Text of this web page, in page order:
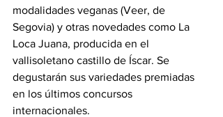
modalidades veganas (Veer, de
Segovia) y otras novedades como La
Loca Juana, producida en el
vallisoletano castillo de Íscar. Se
degustarán sus variedades premiadas
en los últimos concursos
internacionales.